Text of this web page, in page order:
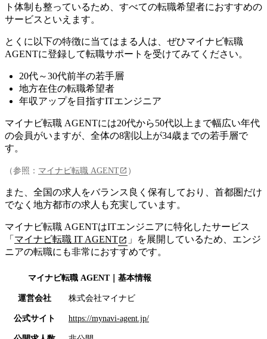
ト体制も整っているため、すべての転職希望者におすすめの
サービスといえます。
とくに以下の特徴に当てはまる人は、ぜひマイナビ転職
AGENTに登録して転職サポートを受けてみてください。
20代～30代前半の若手層
地方在住の転職希望者
年収アップを目指すITエンジニア
マイナビ転職 AGENTには20代から50代以上まで幅広い年代
の会員がいますが、全体の8割以上が34歳までの若手層で
す。
（参照： マイナビ転職 AGENT ）
また、全国の求人をバランス良く保有しており、首都圏だけ
でなく地方都市の求人も充実しています。
マイナビ転職 AGENTはITエンジニアに特化したサービス
「 マイナビ転職 IT AGENT
」を展開しているため、エンジ
ニアの転職にも非常におすすめです。
マイナビ転職 AGENT｜基本情報
運営会社 株式会社マイナビ
公式サイト https://mynavi-agent.jp/